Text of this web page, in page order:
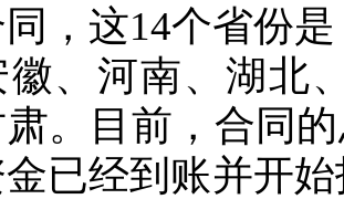
，这14个省份
徽、河南、湖北
。目前，合同
已经到账并开